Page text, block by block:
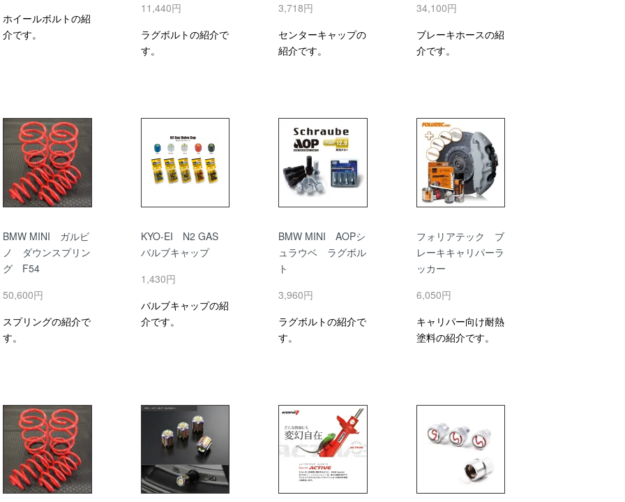
ホイールボルトの紹
介です。
11,440円
ラグボルトの紹介で
す。
3,718円
センターキャップの
紹介です。
34,100円
ブレーキホースの紹
介です。
BMW MINI ガルビ
ノ ダウンスプリン
グ F54
50,600円
スプリングの紹介で
す。
KYO-EI N2 GAS
バルブキャップ
1,430円
バルブキャップの紹
介です。
BMW MINI AOPシ
ュラウベ ラグボル
ト
3,960円
ラグボルトの紹介で
す。
フォリアテック ブ
レーキキャリパーラ
ッカー
6,050円
キャリパー向け耐熱
塗料の紹介です。